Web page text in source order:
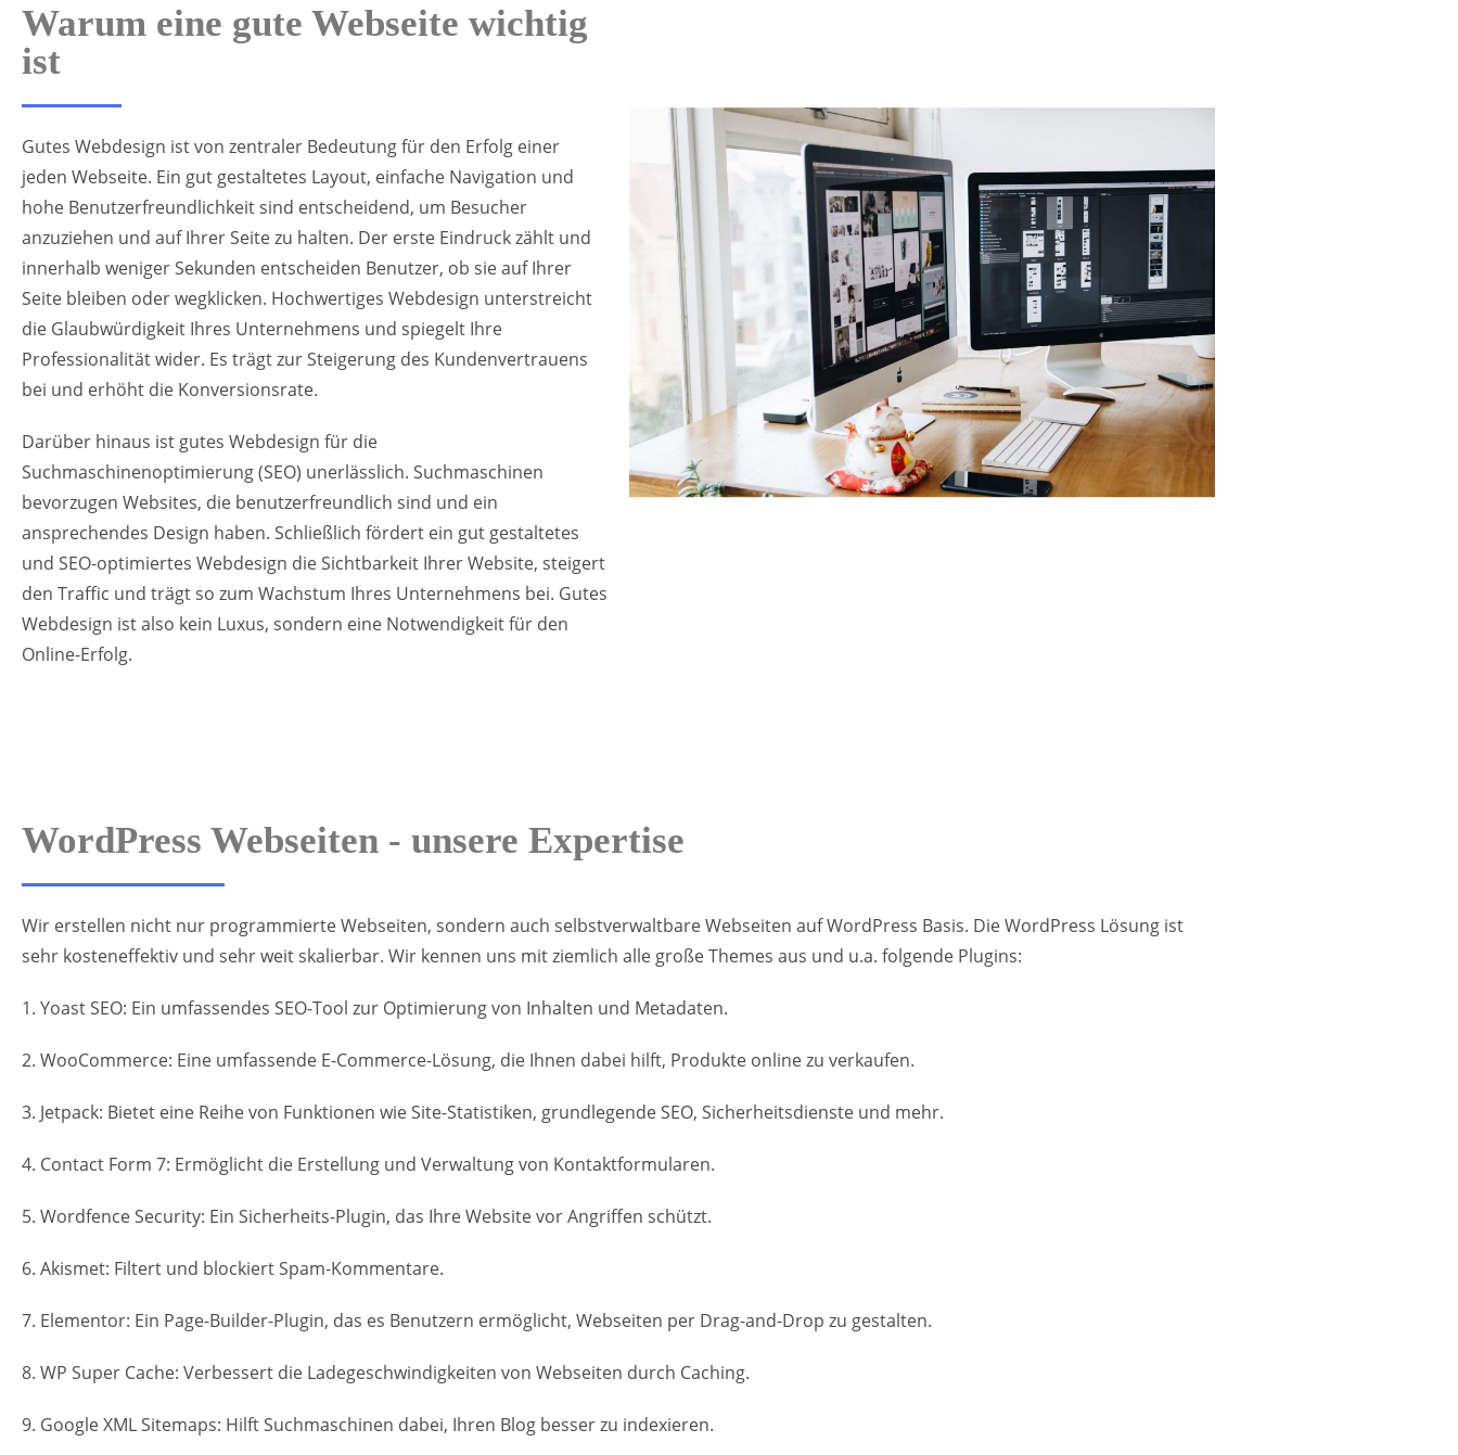
Warum eine gute Webseite wichtig
ist
Gutes Webdesign ist von zentraler Bedeutung für den Erfolg einer
jeden Webseite. Ein gut gestaltetes Layout, einfache Navigation und
hohe Benutzerfreundlichkeit sind entscheidend, um Besucher
anzuziehen und auf Ihrer Seite zu halten. Der erste Eindruck zählt und
innerhalb weniger Sekunden entscheiden Benutzer, ob sie auf Ihrer
Seite bleiben oder wegklicken. Hochwertiges Webdesign unterstreicht
die Glaubwürdigkeit Ihres Unternehmens und spiegelt Ihre
Professionalität wider. Es trägt zur Steigerung des Kundenvertrauens
bei und erhöht die Konversionsrate.
Darüber hinaus ist gutes Webdesign für die
Suchmaschinenoptimierung (SEO) unerlässlich. Suchmaschinen
bevorzugen Websites, die benutzerfreundlich sind und ein
ansprechendes Design haben. Schließlich fördert ein gut gestaltetes
und SEO-optimiertes Webdesign die Sichtbarkeit Ihrer Website, steigert
den Traffic und trägt so zum Wachstum Ihres Unternehmens bei. Gutes
Webdesign ist also kein Luxus, sondern eine Notwendigkeit für den
Online-Erfolg.
WordPress Webseiten - unsere Expertise
Wir erstellen nicht nur programmierte Webseiten, sondern auch selbstverwaltbare Webseiten auf WordPress Basis. Die WordPress Lösung ist
sehr kosteneffektiv und sehr weit skalierbar. Wir kennen uns mit ziemlich alle große Themes aus und u.a. folgende Plugins:
1. Yoast SEO: Ein umfassendes SEO-Tool zur Optimierung von Inhalten und Metadaten.
2. WooCommerce: Eine umfassende E-Commerce-Lösung, die Ihnen dabei hilft, Produkte online zu verkaufen.
3. Jetpack: Bietet eine Reihe von Funktionen wie Site-Statistiken, grundlegende SEO, Sicherheitsdienste und mehr.
4. Contact Form 7: Ermöglicht die Erstellung und Verwaltung von Kontaktformularen.
5. Wordfence Security: Ein Sicherheits-Plugin, das Ihre Website vor Angriffen schützt.
6. Akismet: Filtert und blockiert Spam-Kommentare.
7. Elementor: Ein Page-Builder-Plugin, das es Benutzern ermöglicht, Webseiten per Drag-and-Drop zu gestalten.
8. WP Super Cache: Verbessert die Ladegeschwindigkeiten von Webseiten durch Caching.
9. Google XML Sitemaps: Hilft Suchmaschinen dabei, Ihren Blog besser zu indexieren.